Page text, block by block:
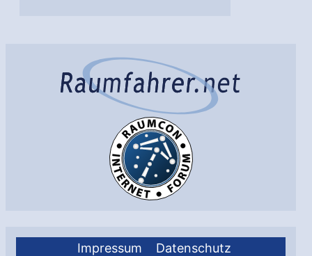
Impressum Datenschutz